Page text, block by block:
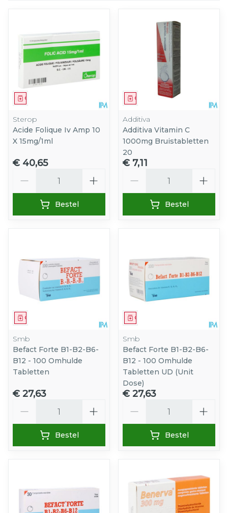
Geneesmiddel
Sterop
Acide Folique Iv Amp 10
X 15mg/1ml
€ 40,65
Bestel
Geneesmiddel
Additiva
Additiva Vitamin C
1000mg Bruistabletten
20
€ 7,11
Bestel
Geneesmiddel
Smb
Befact Forte B1-B2-B6-
B12 - 100 Omhulde
Tabletten
€ 27,63
Bestel
Geneesmiddel
Smb
Befact Forte B1-B2-B6-
B12 - 100 Omhulde
Tabletten UD (Unit
Dose)
€ 27,63
Bestel